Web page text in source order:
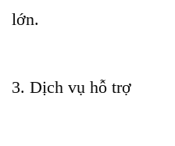
lớn.
3. Dịch vụ hỗ trợ